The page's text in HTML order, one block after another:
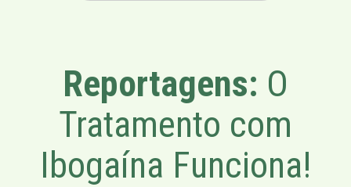
Reportagens: O
Tratamento com
Ibogaína Funciona!